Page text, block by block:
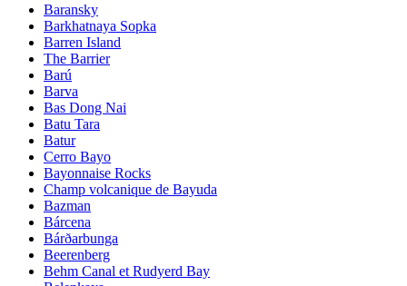
Baransky
Barkhatnaya Sopka
Barren Island
The Barrier
Barú
Barva
Bas Dong Nai
Batu Tara
Batur
Cerro Bayo
Bayonnaise Rocks
Champ volcanique de Bayuda
Bazman
Bárcena
Bárðarbunga
Beerenberg
Behm Canal et Rudyerd Bay